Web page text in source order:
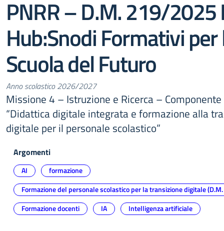
PNRR – D.M. 219/2025
Hub:Snodi Formativi per
Scuola del Futuro
Anno scolastico 2026/2027
Missione 4 – Istruzione e Ricerca –
“Didattica digitale integrata e formazione alla
digitale per il personale scolastico”
Argomenti
AI
formazione
Formazione del personale scolastico per la transizione digitale
Formazione docenti
IA Intelligenza artificiale